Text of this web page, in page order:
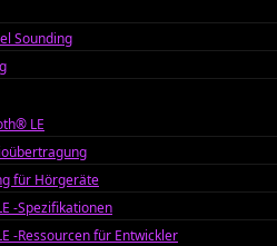
Sounding
LE
für Hörgeräte
-Spezifikationen
-Ressourcen für Entwickler